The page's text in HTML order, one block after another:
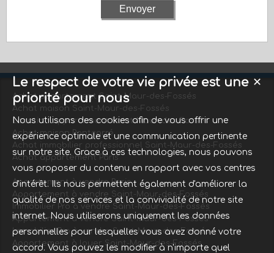
Achat appartement Saint-Maur-des-Fossés
Achat maison Saint-Maur-des-Fossés
Location appartement Saint-Maur-des-Fossés
Achat maison Pontcarré
Achat immobilier professionnel Saint-Maur-des-Fossés
Achat appartement Paris
Appartement à vendre Paris
Appartement à vendre Saint-Maur-des-Fossés
Immobilier Pro à vendre Saint-Maur-des-Fossés
Appartement à vendre Saint-Maur-des-Fossés
Immobilier Pro à vendre Saint-Maur-des-Fossés
Appartement à louer Saint-Maur-des-Fossés
✕
Le respect de votre vie privée est une
priorité pour nous
Nous utilisons des cookies afin de vous offrir une
expérience optimale et une communication pertinente
sur notre site. Grace à ces technologies, nous pouvons
vous proposer du contenu en rapport avec vos centres
d'intérêt. Ils nous permettent également d'améliorer la
qualité de nos services et la convivialité de notre site
internet. Nous utiliserons uniquement les données
personnelles pour lesquelles vous avez donné votre
accord. Vous pouvez les modifier à n'importe quel